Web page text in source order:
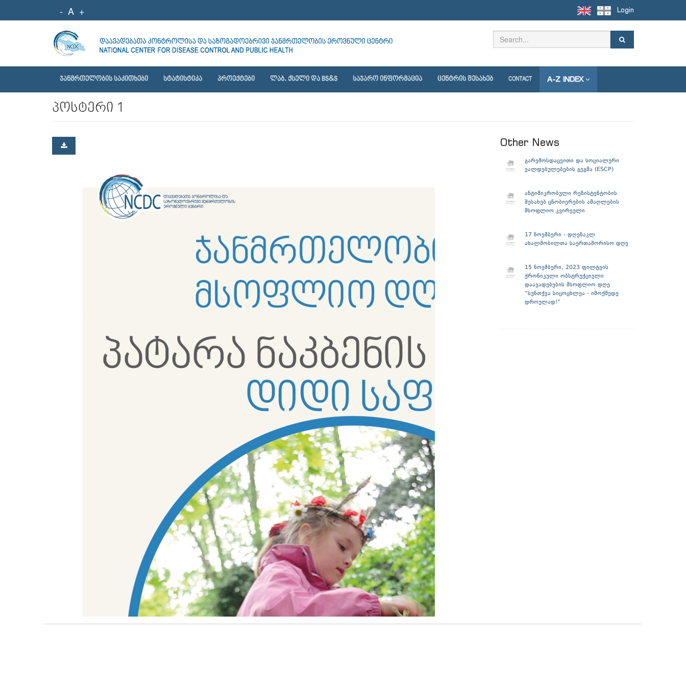
- A + Login
ᲯᲐᲜᲛᲠᲗᲔᲚᲝᲑᲘᲡ ᲡᲐᲙᲘᲗᲮᲔᲑᲘ ᲡᲢᲐᲢᲘᲡᲢᲘᲙᲐ ᲞᲠᲝᲔᲥᲢᲔᲑᲘ ᲚᲐᲑ. ᲥᲡᲔᲚᲘ ᲓᲐ BS&S ᲡᲐᲯᲐᲠᲝ ᲘᲜᲤᲝᲠᲛᲐᲪᲘᲐ ᲪᲔᲜᲢᲠᲘᲡ ᲨᲔᲡᲐᲮᲔᲑ CONTACT A-Z INDEX
პოსტერი 1
Other News
გარემოსდაცვითი და სოციალური
ვალდებულებების გეგმა (ESCP)
ანტიმიკრობული რეზისტენტობის
შესახებ ცნობიერების ამაღლების
მსოფლიო კვირეული
17 ნოემბერი - დღენაკლ
ახალშობილთა საერთაშორისო დღე
15 ნოემბერი, 2023 ფილტვის
ქრონიკული ობსტრუქციული
დაავადებების მსოფლიო დღე
“სუნთქვა სიცოცხლეა - იმოქმედე
დროულად!”